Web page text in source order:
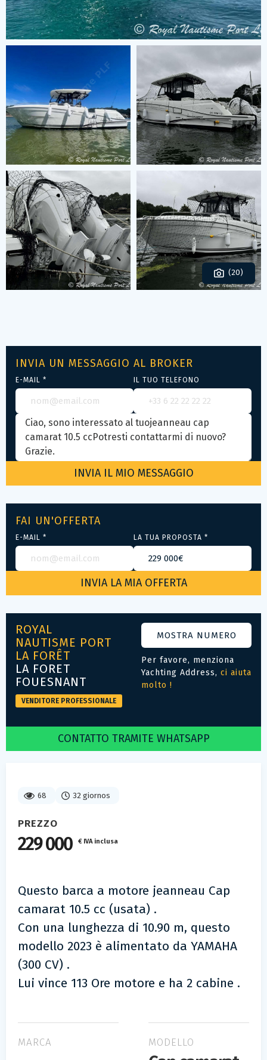
(20)
68 32 giornos
PREZZO
229 000 € IVA inclusa
Questo barca a motore jeanneau Cap
camarat 10.5 cc (usata) .
Con una lunghezza di 10.90 m, questo
modello 2023 è alimentato da YAMAHA
(300 CV) .
Lui vince 113 Ore motore e ha 2 cabine .
MARCA MODELLO
INVIA UN MESSAGGIO AL BROKER
E-MAIL * IL TUO TELEFONO
FAI UN'OFFERTA
E-MAIL * LA TUA PROPOSTA *
ROYAL
NAUTISME PORT
LA FORÊT
LA FORET
FOUESNANT
VENDITORE PROFESSIONALE
MOSTRA NUMERO
Per favore, menziona
Yachting Address, ci aiuta
molto !
CONTATTO TRAMITE WHATSAPP